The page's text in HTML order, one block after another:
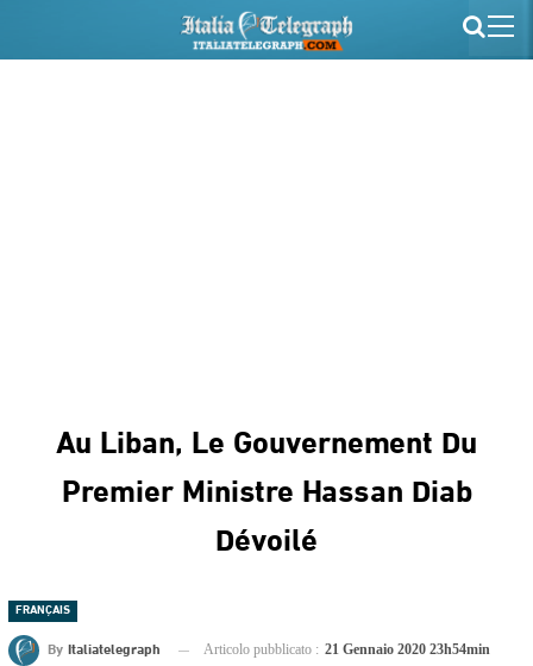
Au Liban, Le Gouvernement Du
Premier Ministre Hassan Diab
Dévoilé
FRANÇAIS
By Italiatelegraph Articolo pubblicato : 21 Gennaio 2020 23h54min